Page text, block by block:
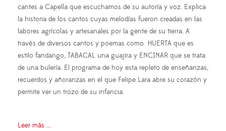
cantes a Capella que escuchamos de su autoría y voz. Explica
la historia de los cantos cuyas melodías fueron creadas en las
labores agrícolas y artesanales por la gente de su tierra. A
través de diversos cantos y poemas como HUERTA que es
estilo fandango, TABACAL una guajira y ENCINAR que se trata
de una bulería. El programa de hoy esta repleto de enseñanzas,
recuerdos y añoranzas en el que Felipe Lara abre su corazón y
permite ver un trozo de su infancia.
Leer más ...